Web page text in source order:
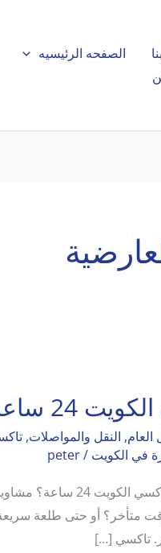
الصفحه الرئيسيه
24 ساعة
العام, النقل والمواصلات,
في الكويت /
peter
ليش تحتاج
تاكسي […]